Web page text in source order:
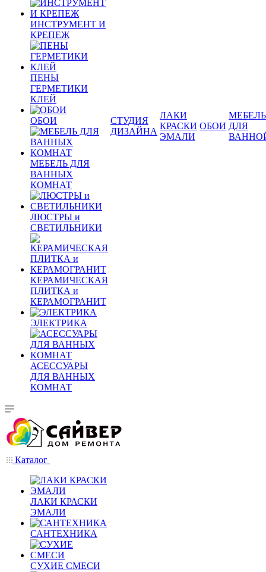
ИНСТРУМЕНТ И
КРЕПЕЖ
ПЕНЫ
ГЕРМЕТИКИ
КЛЕЙ
ОБОИ
МЕБЕЛЬ ДЛЯ
ВАННЫХ
КОМНАТ
ЛЮСТРЫ и
СВЕТИЛЬНИКИ
КЕРАМИЧЕСКАЯ
ПЛИТКА и
КЕРАМОГРАНИТ
ЭЛЕКТРИКА
АСЕССУАРЫ
ДЛЯ ВАННЫХ
КОМНАТ
СТУДИЯ
ДИЗАЙНА
ЛАКИ
КРАСКИ
ЭМАЛИ
ОБОИ
МЕБЕЛЬ
ДЛЯ
Каталог
ЛАКИ КРАСКИ
ЭМАЛИ
САНТЕХНИКА
СУХИЕ СМЕСИ